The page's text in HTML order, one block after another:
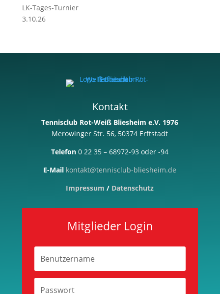
LK-Tages-Turnier
3.10.26
Kontakt
Tennisclub Rot-Weiß Bliesheim e.V. 1976
Merowinger Str. 56, 50374 Erftstadt
Telefon0 22 35 – 68972-93 oder -94
E-Mail kontakt@tennisclub-bliesheim.de
Impressum / Datenschutz
Mitglieder Login